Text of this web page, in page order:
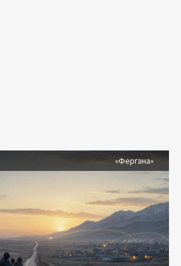
«Фергана»